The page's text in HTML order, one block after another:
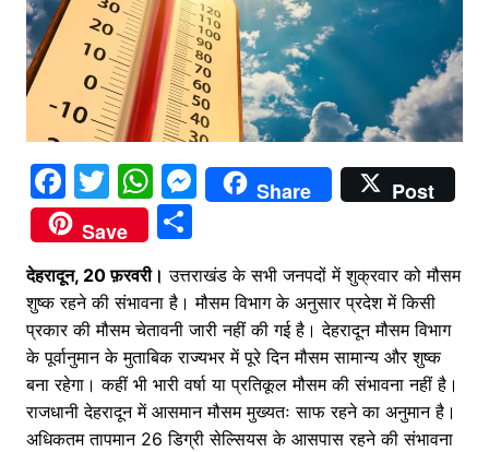
F
a
c
e
b
o
o
k
T
w
itt
er
W
h
at
s
A
p
p
M
e
s
e
n
g
er
Share
Post
Save
S
ar
e
देहरादून, 20 फ़रवरी। उत्तराखंड के सभी जनपदों में शुक्रवार को मौसम
शुष्क रहने की संभावना है। मौसम विभाग के अनुसार प्रदेश में किसी
प्रकार की मौसम चेतावनी जारी नहीं की गई है। देहरादून मौसम विभाग
के पूर्वानुमान के मुताबिक राज्यभर में पूरे दिन मौसम सामान्य और शुष्क
बना रहेगा। कहीं भी भारी वर्षा या प्रतिकूल मौसम की संभावना नहीं है।
राजधानी देहरादून में आसमान मौसम मुख्यतः साफ रहने का अनुमान है।
अधिकतम तापमान 26 डिग्री सेल्सियस के आसपास रहने की संभावना